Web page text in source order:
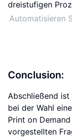
Automatisieren
Conclusion:
Abschließend
bei der Wahl
Print on
vorgestellten